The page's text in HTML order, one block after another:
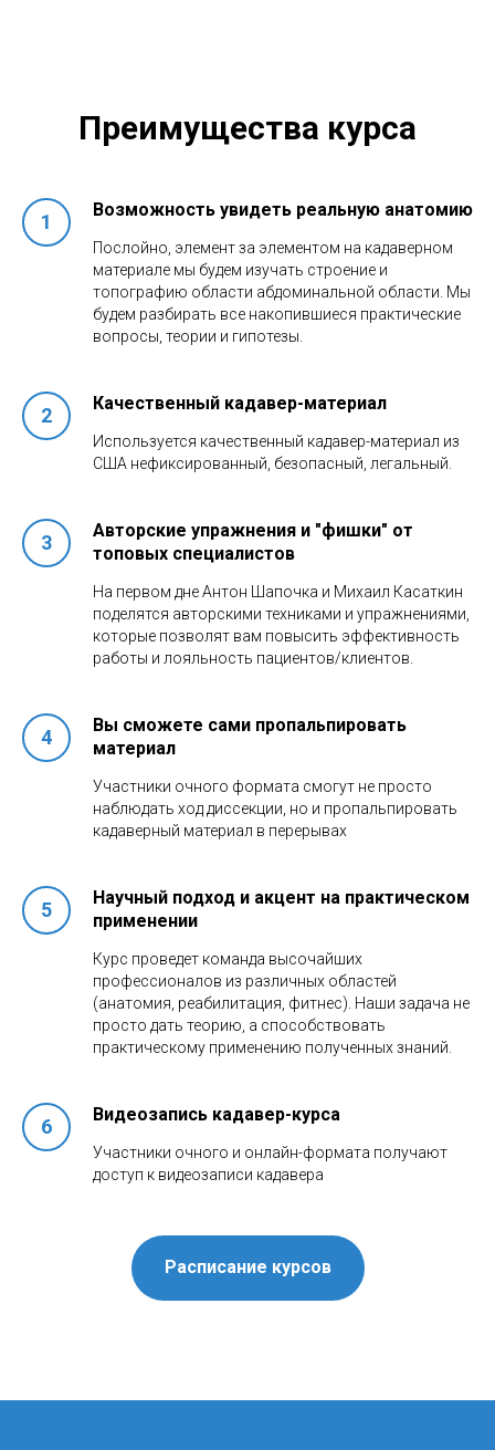
Преимущества курса
Возможность увидеть реальную анатомию
Послойно, элемент за элементом на кадаверном
материале мы будем изучать строение и
топографию области абдоминальной области. Мы
будем разбирать все накопившиеся практические
вопросы, теории и гипотезы.
Качественный кадавер-материал
Используется качественный кадавер-материал из
США нефиксированный, безопасный, легальный.
Авторские упражнения и "фишки" от
топовых специалистов
На первом дне Антон Шапочка и Михаил Касаткин
поделятся авторскими техниками и упражнениями,
которые позволят вам повысить эффективность
работы и лояльность пациентов/клиентов.
Вы сможете сами пропальпировать
материал
Участники очного формата смогут не просто
наблюдать ход диссекции, но и пропальпировать
кадаверный материал в перерывах
Научный подход и акцент на практическом
применении
Курс проведет команда высочайших
профессионалов из различных областей
(анатомия, реабилитация, фитнес). Наши задача не
просто дать теорию, а способствовать
практическому применению полученных знаний.
Видеозапись кадавер-курса
Участники очного и онлайн-формата получают
доступ к видеозаписи кадавера
Расписание курсов